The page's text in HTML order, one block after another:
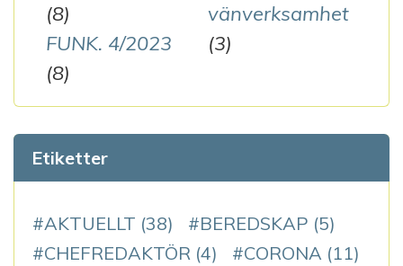
(8)
FUNK. 4/2023
(8)
vänverksamhet
(3)
Etiketter
AKTUELLT (38) BEREDSKAP (5)
CHEFREDAKTÖR (4) CORONA (11)